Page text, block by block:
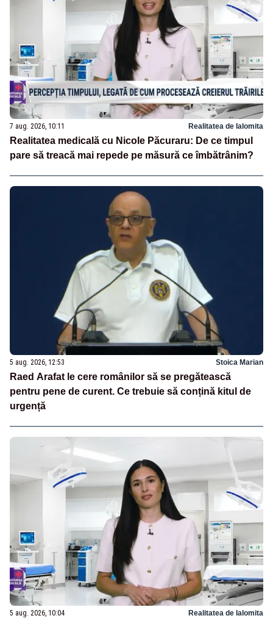
7 aug. 2026, 10:11 Realitatea de Ialomita
Realitatea medicală cu Nicole Păcuraru: De ce timpul
pare să treacă mai repede pe măsură ce îmbătrânim?
5 aug. 2026, 12:53 Stoica Marian
Raed Arafat le cere românilor să se pregătească
pentru pene de curent. Ce trebuie să conțină kitul de
urgență
5 aug. 2026, 10:04 Realitatea de Ialomita